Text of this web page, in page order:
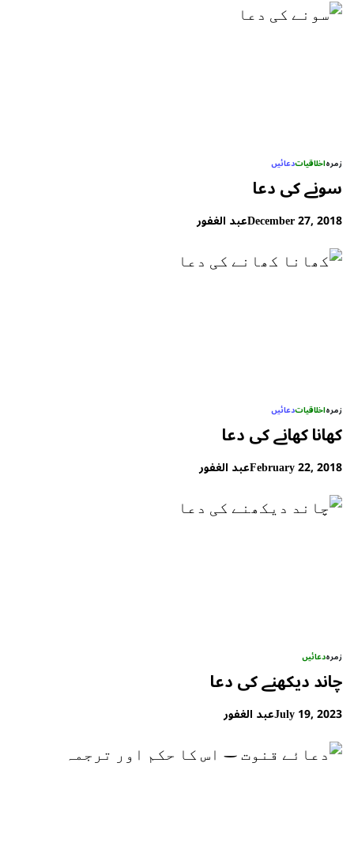
زمرہاخلاقیاتدعائیں
سونے کی دعا
December 27, 2018عبد الغفور
زمرہاخلاقیاتدعائیں
کھانا کھانے کی دعا
February 22, 2018عبد الغفور
زمرہدعائیں
چاند دیکھنے کی دعا
July 19, 2023عبد الغفور